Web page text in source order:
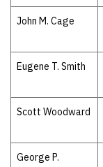
John M. Cage
Eugene T. Smith
Scott Woodward
George P.